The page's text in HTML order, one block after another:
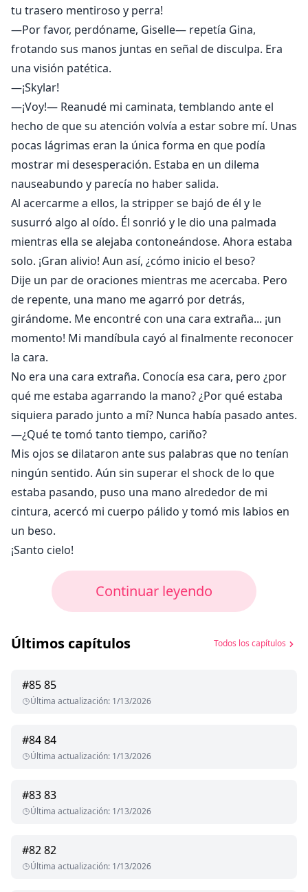
tu trasero mentiroso y perra!
—Por favor, perdóname, Giselle— repetía Gina,
frotando sus manos juntas en señal de disculpa. Era
una visión patética.
—¡Skylar!
—¡Voy!— Reanudé mi caminata, temblando ante el
hecho de que su atención volvía a estar sobre mí. Unas
pocas lágrimas eran la única forma en que podía
mostrar mi desesperación. Estaba en un dilema
nauseabundo y parecía no haber salida.
Al acercarme a ellos, la stripper se bajó de él y le
susurró algo al oído. Él sonrió y le dio una palmada
mientras ella se alejaba contoneándose. Ahora estaba
solo. ¡Gran alivio! Aun así, ¿cómo inicio el beso?
Dije un par de oraciones mientras me acercaba. Pero
de repente, una mano me agarró por detrás,
girándome. Me encontré con una cara extraña... ¡un
momento! Mi mandíbula cayó al finalmente reconocer
la cara.
No era una cara extraña. Conocía esa cara, pero ¿por
qué me estaba agarrando la mano? ¿Por qué estaba
siquiera parado junto a mí? Nunca había pasado antes.
—¿Qué te tomó tanto tiempo, cariño?
Mis ojos se dilataron ante sus palabras que no tenían
ningún sentido. Aún sin superar el shock de lo que
estaba pasando, puso una mano alrededor de mi
cintura, acercó mi cuerpo pálido y tomó mis labios en
un beso.
¡Santo cielo!
Continuar leyendo
Últimos capítulos Todos los capítulos
#8585
Última actualización: 1/13/2026
#8484
Última actualización: 1/13/2026
#8383
Última actualización: 1/13/2026
#8282
Última actualización: 1/13/2026